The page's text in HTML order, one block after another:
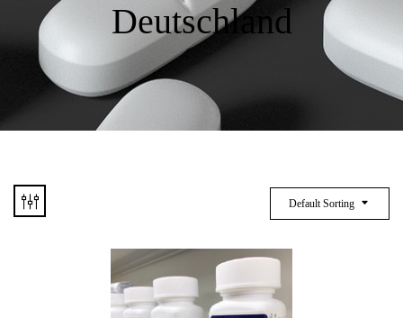
Deutschland
Default Sorting